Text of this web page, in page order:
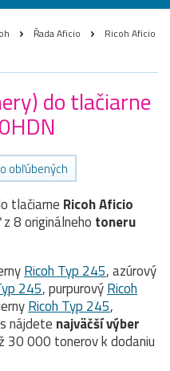
Řada Aficio
Ricoh Aficio
do tlačiarne
obľúbených
tlačiarne Ricoh Aficio
8 originálneho toneru
Ricoh Typ 245, azúrový
245, purpurovýRicoh
Ricoh Typ 245,
nájdete najväčší výber
30 000 tonerov k dodaniu